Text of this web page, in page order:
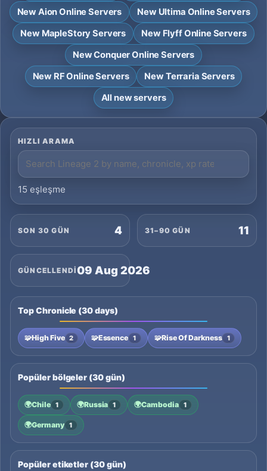
New Aion Online Servers
New Ultima Online Servers
New MapleStory Servers
New Flyff Online Servers
New Conquer Online Servers
New RF Online Servers
New Terraria Servers
All new servers
HIZLI ARAMA
15 eşleşme
SON 30 GÜN 4 31–90 GÜN 11
GÜNCELLENDI09 Aug 2026
Top Chronicle (30 days)
🧩High Five 2 🧩Essence 1 🧩Rise Of Darkness 1
Popüler bölgeler (30 gün)
🌍Chile 1 🌍Russia 1 🌍Cambodia 1
🌍Germany 1
Popüler etiketler (30 gün)